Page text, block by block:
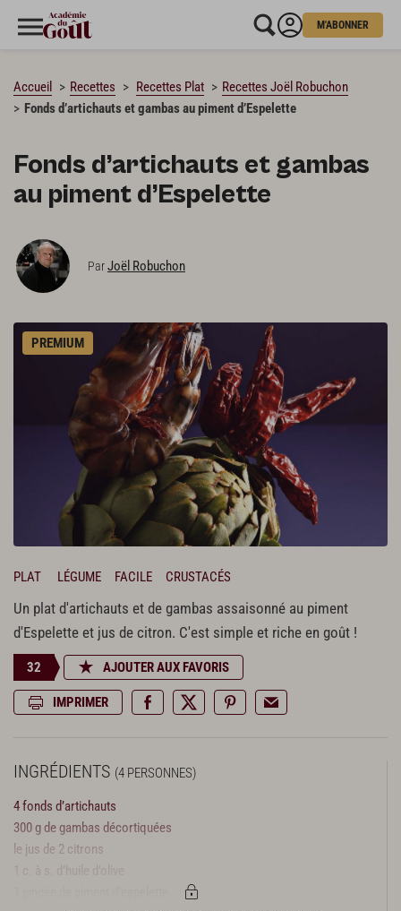
M'ABONNER
Accueil Recettes Recettes Plat
Recettes Joël Robuchon
Fonds d’artichauts et gambas au piment d’Espelette
Fonds d’artichauts et gambas
au piment d’Espelette
ParJoël Robuchon
PREMIUM
PLAT LÉGUME FACILE CRUSTACÉS
Un plat d'artichauts et de gambas assaisonné au piment
d'Espelette et jus de citron. C'est simple et riche en goût !
32 AJOUTER AUX FAVORIS
IMPRIMER
INGRÉDIENTS (4 PERSONNES)
4 fonds d’artichauts
300 g de gambas décortiquées
le jus de 2 citrons
1 c. à s. d’huile d’olive
CHARGEMENT…